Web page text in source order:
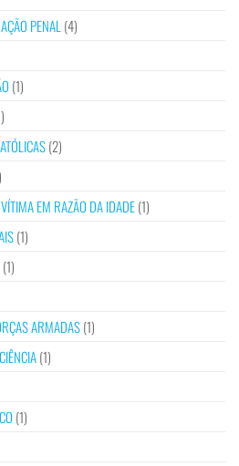
PENAL (4)
(1)
(2)
EM RAZÃO DA IDADE(1)
(1)
(1)
ARMADAS(1)
(1)
(1)